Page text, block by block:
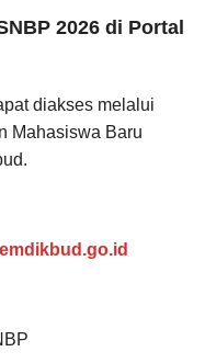
2026 di Portal
diakses melalui
Mahasiswa Baru